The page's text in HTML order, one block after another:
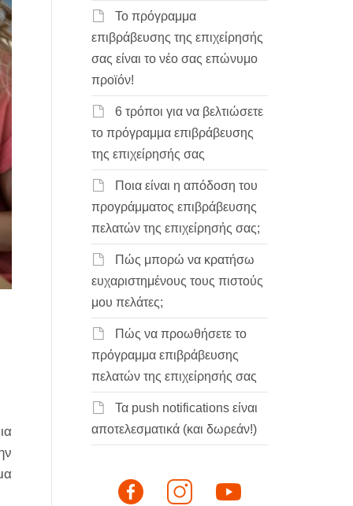
Το πρόγραμμα
επιβράβευσης της επιχείρησής
σας είναι το νέο σας επώνυμο
προϊόν!
6 τρόποι για να βελτιώσετε
το πρόγραμμα επιβράβευσης
της επιχείρησής σας
Ποια είναι η απόδοση του
προγράμματος επιβράβευσης
πελατών της επιχείρησής σας;
Πώς μπορώ να κρατήσω
ευχαριστημένους τους πιστούς
μου πελάτες;
Πώς να προωθήσετε το
πρόγραμμα επιβράβευσης
πελατών της επιχείρησής σας
Τα push notifications είναι
αποτελεσματικά (και δωρεάν!)